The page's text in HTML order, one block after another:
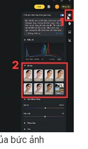
bức ảnh